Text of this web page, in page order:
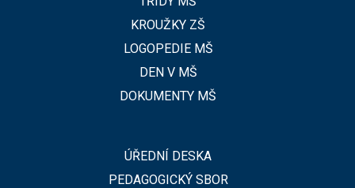
KROUŽKY ZŠ
LOGOPEDIE MŠ
DEN V MŠ
DOKUMENTY MŠ
ÚŘEDNÍ DESKA
PEDAGOGICKÝ SBOR